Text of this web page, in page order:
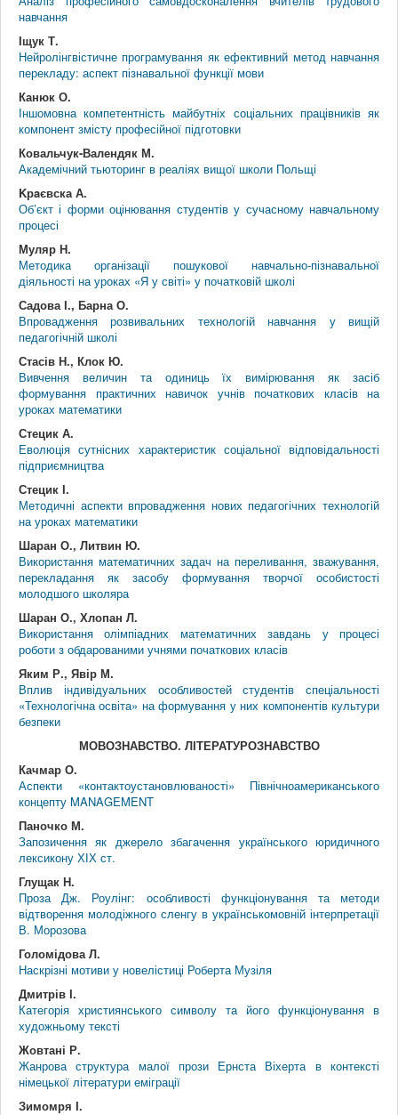
навчання
Іщук Т.
Нейролінгвістичне програмування як ефективний метод навчання
перекладу: аспект пізнавальної функції мови
Канюк О.
Іншомовна компетентність майбутніх соціальних працівників як
компонент змісту професійної підготовки
Ковальчук-Валендяк М.
Академічний тьюторинг в реаліях вищої школи Польщі
Kрaєвска А.
Об’єкт і форми оцінювання студентів у сучасному навчальному
процесі
Муляр Н.
Методика організації пошукової навчально-пізнавальної
діяльності на уроках «Я у світі» у початковій школі
Садова І., Барна О.
Впровадження розвивальних технологій навчання у вищій
педагогічній школі
Стасів Н., Клок Ю.
Вивчення величин та одиниць їх вимірювання як засіб
формування практичних навичок учнів початкових класів на
уроках математики
Стецик А.
Еволюція сутнісних характеристик соціальної відповідальності
підприємництва
Стецик І.
Методичні аспекти впровадження нових педагогічних технологій
на уроках математики
Шаран О., Литвин Ю.
Використання математичних задач на переливання, зважування,
перекладання як засобу формування творчої особистості
молодшого школяра
Шаран О., Хлопан Л.
Використання олімпіадних математичних завдань у процесі
роботи з обдарованими учнями початкових класів
Яким Р., Явір М.
Вплив індивідуальних особливостей студентів спеціальності
«Технологічна освіта» на формування у них компонентів культури
безпеки
МОВОЗНАВСТВО. ЛІТЕРАТУРОЗНАВСТВО
Качмар О.
Аспекти «контактоустановлюваності» Північноамериканського
концепту MANAGEMENT
Паночко М.
Запозичення як джерело збагачення українського юридичного
лексикону ХІХ ст.
Глущак Н.
Проза Дж. Роулінг: особливості функціонування та методи
відтворення молодіжного сленгу в українськомовній інтерпретації
В. Морозова
Голомідова Л.
Наскрізні мотиви у новелістиці Роберта Музіля
Дмитрів І.
Категорія християнського символу та його функціонування в
художньому тексті
Жовтані Р.
Жанрова структура малої прози Ернста Віхерта в контексті
німецької літератури еміграції
Зимомря І.